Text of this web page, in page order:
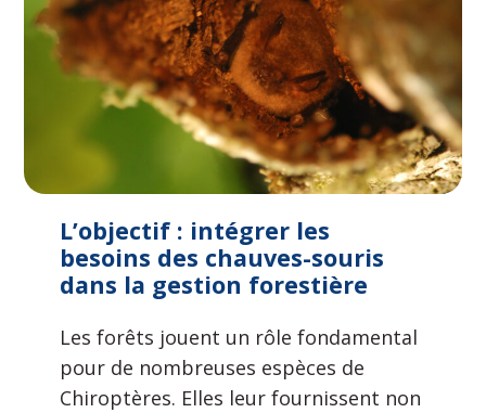
L’objectif : intégrer les
besoins des chauves-souris
dans la gestion forestière
Les forêts jouent un rôle fondamental
pour de nombreuses espèces de
Chiroptères. Elles leur fournissent non